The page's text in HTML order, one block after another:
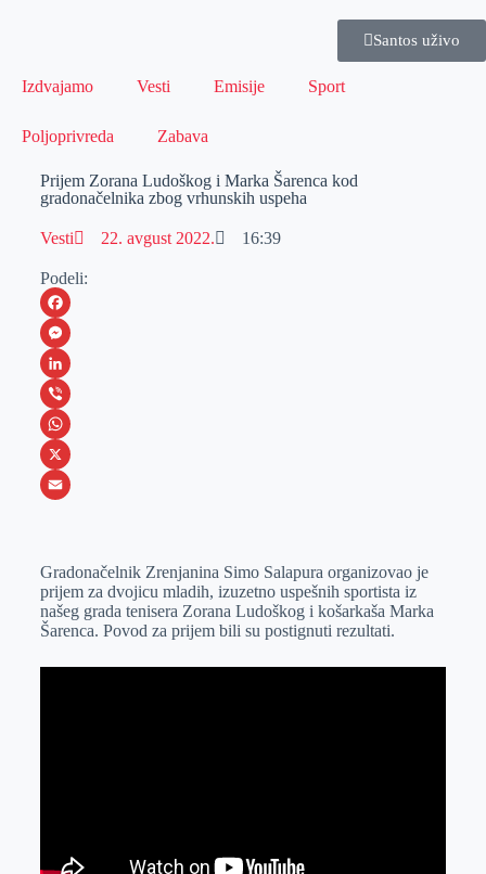
Santos uživo
Izdvajamo Vesti Emisije Sport
Poljoprivreda Zabava
Prijem Zorana Ludoškog i Marka Šarenca kod
gradonačelnika zbog vrhunskih uspeha
Vesti 22. avgust 2022. 16:39
Podeli:
F
a
c
e
b
o
M
e
s
s
e
e
r
L
i
n
k
I
n
V
i
b
W
h
s
A
p
p
X
a
i
l
Gradonačelnik Zrenjanina Simo Salapura organizovao je
prijem za dvojicu mladih, izuzetno uspešnih sportista iz
našeg grada tenisera Zorana Ludoškog i košarkaša Marka
Šarenca. Povod za prijem bili su postignuti rezultati.